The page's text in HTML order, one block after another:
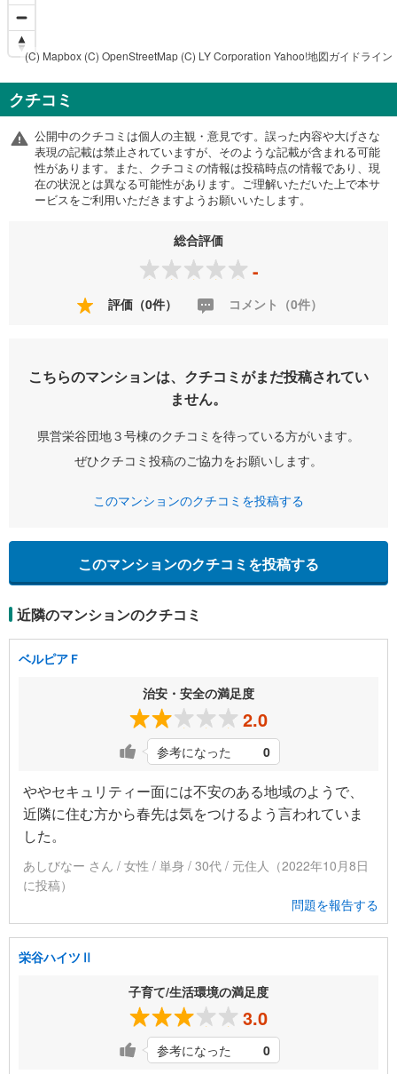
(C) Mapbox (C) OpenStreetMap (C) LY Corporation Yahoo!地図ガイドライン
クチコミ
公開中のクチコミは個人の主観・意見です。誤った内容や大げさな
表現の記載は禁止されていますが、そのような記載が含まれる可能
性があります。また、クチコミの情報は投稿時点の情報であり、現
在の状況とは異なる可能性があります。ご理解いただいた上で本サ
ービスをご利用いただきますようお願いいたします。
総合評価
-
評価（0件） コメント（0件）
こちらのマンションは、クチコミがまだ投稿されてい
ません。
県営栄谷団地３号棟のクチコミを待っている方がいます。
ぜひクチコミ投稿のご協力をお願いします。
このマンションのクチコミを投稿する
このマンションのクチコミを投稿する
近隣のマンションのクチコミ
ベルピアＦ
治安・安全の満足度
2.0
参考になった 0
ややセキュリティー面には不安のある地域のようで、
近隣に住む方から春先は気をつけるよう言われていま
した。
あしびなー さん / 女性 / 単身 / 30代 / 元住人（2022年10月8日
に投稿）
問題を報告する
栄谷ハイツⅡ
子育て/生活環境の満足度
3.0
参考になった 0